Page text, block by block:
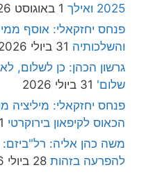
2025 ואילך
1 באוגוסט 2026
פנחס יחזקאלי: אוסף
והשלכותיה 31 ביולי 2026
גרשון הכהן: כן לשלום,
שלום' 31 ביולי 2026
פנחס יחזקאלי: מיליציה
הכאוס לקיפאון בירוקרטי
משה כהן אליה: רל"ביזם:
להפרעה בזהות 28 ביולי 2026